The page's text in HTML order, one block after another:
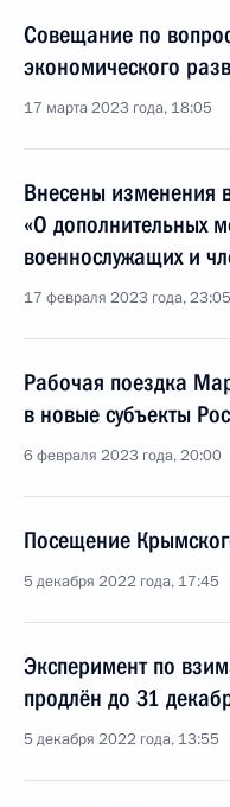
Совещание по
экономического
17 марта 2023 года, 18:05
Внесены изменения
«О дополнительных
военнослужащих и
17 февраля 2023 года, 23:05
Рабочая поездка
в новые субъекты
6 февраля 2023 года, 20:00
Посещение
5 декабря 2022 года, 17:45
Эксперимент по
продлён до 31
5 декабря 2022 года, 13:55